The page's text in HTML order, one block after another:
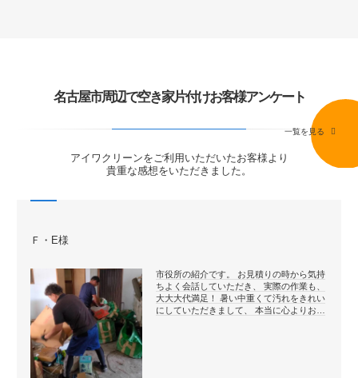
名古屋市周辺で空き家片付けお客様アンケート
アイワクリーンをご利用いただいたお客様より
貴重な感想をいただきました。
一覧を見る
Ｆ・E様
市役所の紹介です。 お見積りの時から気持
ちよく会話していただき、 実際の作業も、
大大大代満足！ 暑い中重くて汚れをきれい
にしていただきまして、 本当に心よりお…